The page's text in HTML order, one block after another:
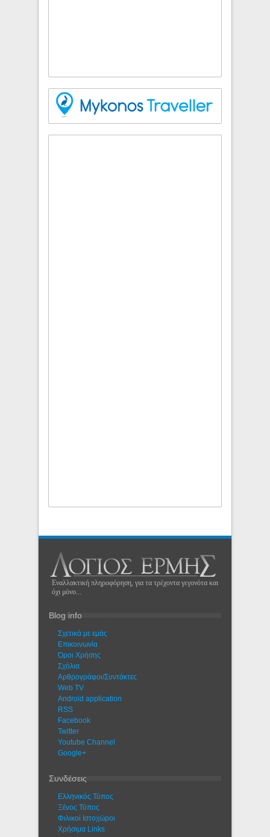
Εναλλακτική πληροφόρηση, για τα τρέχοντα γεγονότα και
όχι μόνο...
Blog info
Σχετικά με εμάς
Eπικοινωνία
Όροι Χρήσης
Σχόλια
Αρθρογράφοι/Συντάκτες
Web TV
Android application
RSS
Facebook
Twitter
Youtube Channel
Google+
Συνδέσεις
Ελληνικός Τύπος
Ξένος Τύπος
Φιλικοί Ιστοχώροι
Χρήσιμα Links